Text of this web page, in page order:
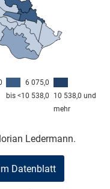
10 538,0 und
mehr
6 075,0
bis <10 538,0
Ledermann.
Datenblatt